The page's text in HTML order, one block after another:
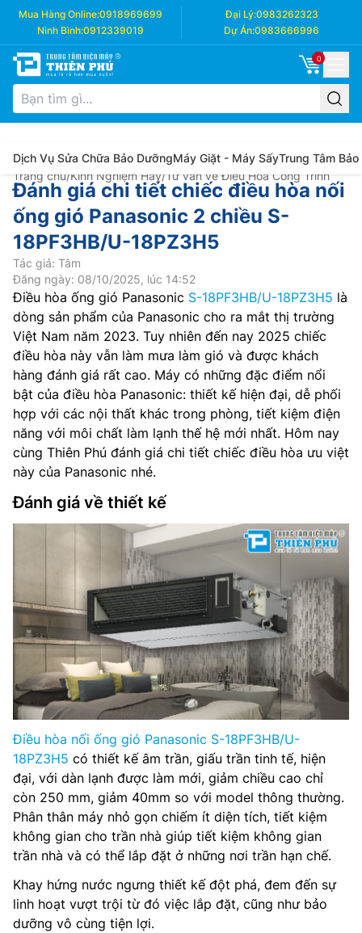
Mua Hàng Online:0918969699 Đại Lý:0983262323
Ninh Bình:0912339019 Dự Án:0983666996
0
Dịch Vụ Sửa Chữa Bảo DưỡngMáy Giặt - Máy SấyTrung Tâm Bảo
Trang chủ/Kinh Nghiệm Hay/Tư vấn về Điều Hòa Công Trình
Đánh giá chi tiết chiếc điều hòa nối
ống gió Panasonic 2 chiều S-
18PF3HB/U-18PZ3H5
Tác giả: Tâm
Đăng ngày: 08/10/2025, lúc 14:52
Điều hòa ống gió Panasonic S-18PF3HB/U-18PZ3H5 là
dòng sản phẩm của Panasonic cho ra mắt thị trường
Việt Nam năm 2023. Tuy nhiên đến nay 2025 chiếc
điều hòa này vẫn làm mưa làm gió và được khách
hàng đánh giá rất cao. Máy có những đặc điểm nổi
bật của điều hòa Panasonic: thiết kế hiện đại, dễ phối
hợp với các nội thất khác trong phòng, tiết kiệm điện
năng với môi chất làm lạnh thế hệ mới nhất. Hôm nay
cùng Thiên Phú đánh giá chi tiết chiếc điều hòa ưu việt
này của Panasonic nhé.
Đánh giá về thiết kế
Điều hòa nối ống gió Panasonic S-18PF3HB/U-
18PZ3H5 có thiết kế âm trần, giấu trần tinh tế, hiện
đại, với dàn lạnh được làm mới, giảm chiều cao chỉ
còn 250 mm, giảm 40mm so với model thông thường.
Phân thân máy nhỏ gọn chiếm ít diện tích, tiết kiệm
không gian cho trần nhà giúp tiết kiệm không gian
trần nhà và có thể lắp đặt ở những nơi trần hạn chế.
Khay hứng nước ngưng thiết kế đột phá, đem đến sự
linh hoạt vượt trội từ đó việc lắp đặt, cũng như bảo
dưỡng vô cùng tiện lợi.